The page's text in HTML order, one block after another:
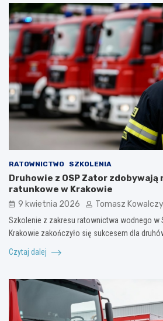
RATOWNICTWO SZKOLENIA
Druhowie z OSP Zator
ratunkowe w Krakowie
9 kwietnia 2026 Tomasz
Szkolenie z zakresu ratownictwa wodnego w
Krakowie zakończyło się sukcesem dla
Czytaj dalej